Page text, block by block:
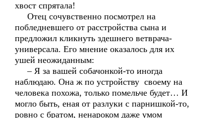
хвост спрятала!
Отец сочувственно посмотрел на
побледневшего от расстройства сына и
предложил кликнуть здешнего ветврача-
универсала. Его мнение оказалось для их
ушей неожиданным:
– Я за вашей собачонкой-то иногда
наблюдаю. Она ж по устройству своему на
человека похожа, только помельче будет… И
могло быть, еная от разлуки с парнишкой-то,
ровно с братом, ненароком даже умом